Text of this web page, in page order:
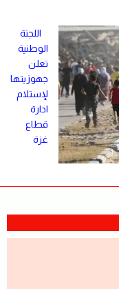
اللجنة
الوطنية
تعلن
جهوزيتها
لإستلام
ادارة
قطاع
غزة